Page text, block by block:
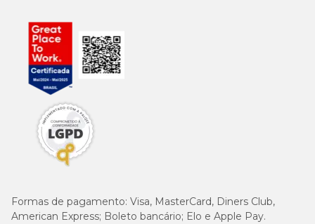
Formas de pagamento: Visa, MasterCard, Diners Club,
American Express; Boleto bancário; Elo e Apple Pay.